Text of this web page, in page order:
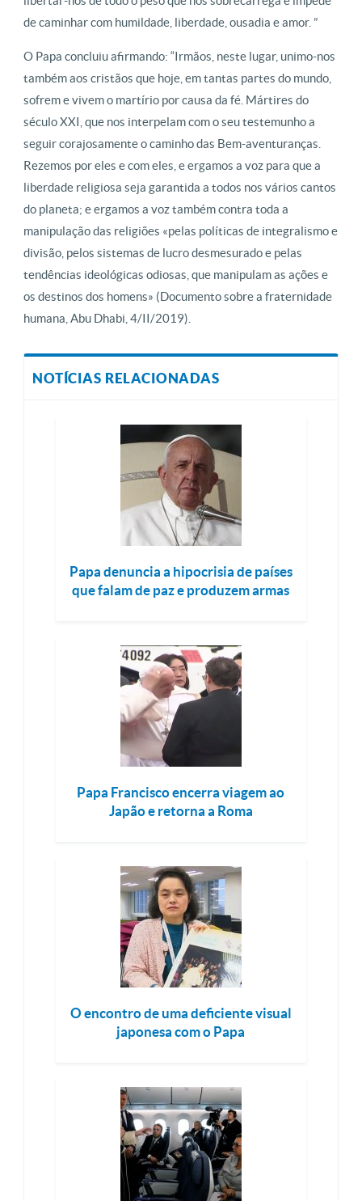
de caminhar com humildade, liberdade, ousadia e amor. ”
O Papa concluiu afirmando: “Irmãos, neste lugar, unimo-nos
também aos cristãos que hoje, em tantas partes do mundo,
sofrem e vivem o martírio por causa da fé. Mártires do
século XXI, que nos interpelam com o seu testemunho a
seguir corajosamente o caminho das Bem-aventuranças.
Rezemos por eles e com eles, e ergamos a voz para que a
liberdade religiosa seja garantida a todos nos vários cantos
do planeta; e ergamos a voz também contra toda a
manipulação das religiões «pelas políticas de integralismo e
divisão, pelos sistemas de lucro desmesurado e pelas
tendências ideológicas odiosas, que manipulam as ações e
os destinos dos homens» (Documento sobre a fraternidade
humana, Abu Dhabi, 4/II/2019).
NOTÍCIAS RELACIONADAS
Papa denuncia a hipocrisia de países
que falam de paz e produzem armas
Papa Francisco encerra viagem ao
Japão e retorna a Roma
O encontro de uma deficiente visual
japonesa com o Papa